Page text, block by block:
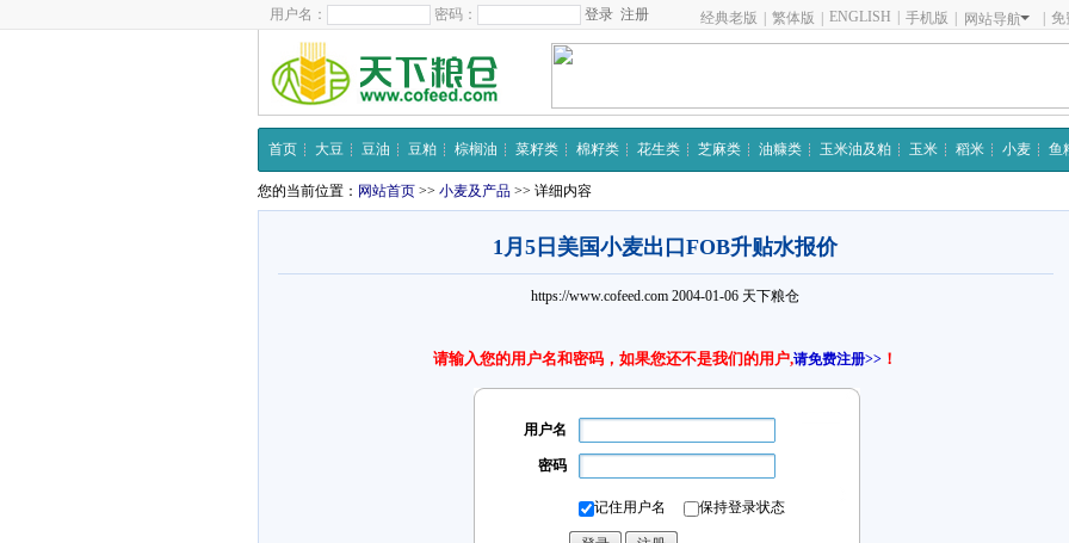
用户名： 密码： 注册 经典老版 繁体版 ENGLISH 手机版 网站导航 免
首页 大豆 豆油 豆粕 棕榈油 菜籽类 棉籽类 花生类 芝麻类 油糠类 玉米油及粕 玉米 稻米 小麦 鱼
您的当前位置： 网站首页 >> 小麦及产品 >> 详细内容
1月5日美国小麦出口FOB升贴水报价
https://www.cofeed.com 2004-01-06 天下粮仓
请输入您的用户名和密码，如果您还不是我们的用户,请免费注册>> ！
用户名
密码
记住用户名 保持登录状态